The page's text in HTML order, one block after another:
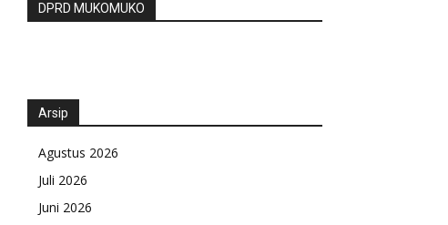
DPRD MUKOMUKO
Arsip
Agustus 2026
Juli 2026
Juni 2026